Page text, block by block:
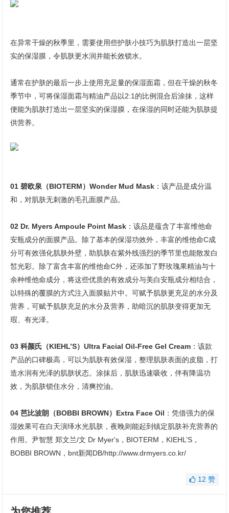
在异常干燥的秋季里，需要使用些护肤小技巧为肌肤打造出一层坚
实的保湿膜，令肌肤更水润并能长效锁水。
通常在护肤的最后一步上使用充足量的保湿面霜，但在干燥的秋冬
季节中，可将保湿面霜与精油产品以2:1的比例混合后涂抹，这样
便能为肌肤打造出一层坚实的保湿膜，在保湿的同时还能为肌肤提
供营养。
01 碧欧泉（BIOTERM）Wonder Mud Mask ：该产品是成分温
和，对肌肤无刺激的毛孔面膜产品。
02 Dr. Myers Ampoule Point Mask ：该品是蕴含了丰富维他命
安瓶成分的面膜产品。除了基本的保湿功效外，丰富的维他命C成
分可有效强化肌肤外壁，助肌肤在紫外线强烈的季节里也能散发白
皙光彩。除了富含丰富的维他命C外，还添加了野玫瑰果精油与十
余种维他命成分，将这些优质的有效成分与美白安瓶成分相结合，
以特殊的覆膜的方式注入面膜贴片中。可赋予肌肤更充足的水分及
营养，可赋予肌肤充足的水分及营养，助暗沉的肌肤变得更加无
瑕、有光泽。
03 科颜氏（KIEHL’S）Ultra Facial Oil-Free Gel Cream ：该款
产品的口碑极高，可以为肌肤有效保湿，整理肌肤表面的皮脂，打
造水润有光泽的肌肤状态。涂抹后，肌肤迅速吸收，伴有降温功
效，为肌肤锁住水分，清爽控油。
04 芭比波朗（BOBBI BROWN）Extra Face Oil ：凭借强力的保
湿效果可在白天演绎水光肌肤，夜晚则能起到镇定肌肤补充营养的
作用。尹智慧 郑文兰/文 Dr Myer's，BIOTERM，KIEHL’S，
BOBBI BROWN，bnt新闻DB/http://www.drmyers.co.kr/
12 赞